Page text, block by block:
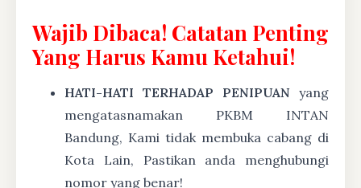
Wajib Dibaca! Catatan Penting
Yang Harus Kamu Ketahui!
HATI-HATI TERHADAP PENIPUAN yang
mengatasnamakan PKBM INTAN
Bandung, Kami tidak membuka cabang di
Kota Lain, Pastikan anda menghubungi
nomor yang benar!